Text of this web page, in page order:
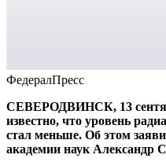
ФедералПресс
СЕВЕРОДВИНСК, 13
известно, что уровень
стал меньше. Об этом
академии наук Александр